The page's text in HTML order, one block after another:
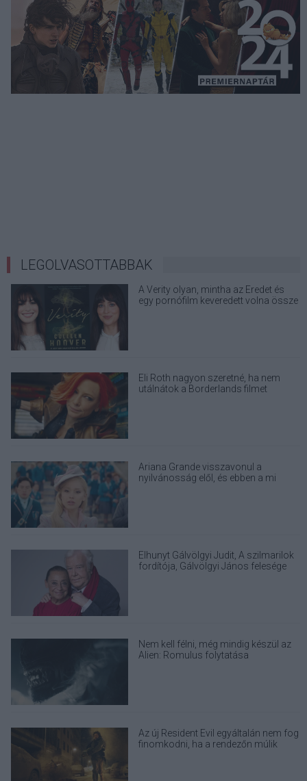
LEGOLVASOTTABBAK
A Verity olyan, mintha az Eredet és
egy pornófilm keveredett volna össze
Eli Roth nagyon szeretné, ha nem
utálnátok a Borderlands filmet
Ariana Grande visszavonul a
nyilvánosság elől, és ebben a mi
Elhunyt Gálvölgyi Judit, A szilmarilok
fordítója, Gálvölgyi János felesége
Nem kell félni, még mindig készül az
Alien: Romulus folytatása
Az új Resident Evil egyáltalán nem fog
finomkodni, ha a rendezőn múlik